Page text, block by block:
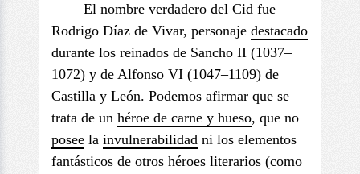
El nombre verdadero del Cid fue
Rodrigo Díaz de Vivar, personaje destacado
durante los reinados de Sancho II (1037–
1072) y de Alfonso VI (1047–1109) de
Castilla y León. Podemos afirmar que se
trata de un héroe de carne y hueso, que no
posee la invulnerabilidad ni los elementos
fantásticos de otros héroes literarios (como